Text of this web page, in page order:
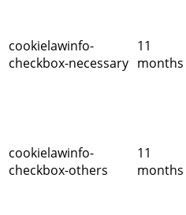
cookielawinfo-
checkbox-necessary
11
months
cookielawinfo-
checkbox-others
11
months